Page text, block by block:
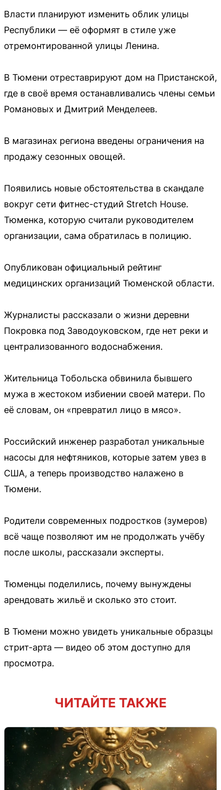
Власти планируют изменить облик улицы
Республики — её оформят в стиле уже
отремонтированной улицы Ленина.
В Тюмени отреставрируют дом на Пристанской,
где в своё время останавливались члены семьи
Романовых и Дмитрий Менделеев.
В магазинах региона введены ограничения на
продажу сезонных овощей.
Появились новые обстоятельства в скандале
вокруг сети фитнес-студий Stretch House.
Тюменка, которую считали руководителем
организации, сама обратилась в полицию.
Опубликован официальный рейтинг
медицинских организаций Тюменской области.
Журналисты рассказали о жизни деревни
Покровка под Заводоуковском, где нет реки и
централизованного водоснабжения.
Жительница Тобольска обвинила бывшего
мужа в жестоком избиении своей матери. По
её словам, он «превратил лицо в мясо».
Российский инженер разработал уникальные
насосы для нефтяников, которые затем увез в
США, а теперь производство налажено в
Тюмени.
Родители современных подростков (зумеров)
всё чаще позволяют им не продолжать учёбу
после школы, рассказали эксперты.
Тюменцы поделились, почему вынуждены
арендовать жильё и сколько это стоит.
В Тюмени можно увидеть уникальные образцы
стрит-арта — видео об этом доступно для
просмотра.
ЧИТАЙТЕ ТАКЖЕ